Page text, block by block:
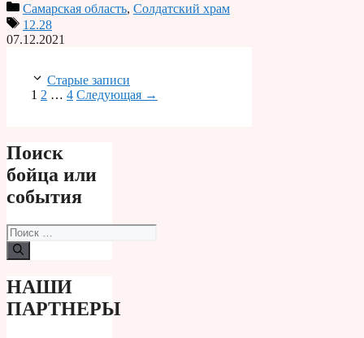
Самарская область, Солдатский храм
12.28
07.12.2021
Старые записи
Страница
1 Страница
2 … Страница
4 Следующая →
Поиск
бойца или
события
Поиск:
НАШИ
ПАРТНЕРЫ